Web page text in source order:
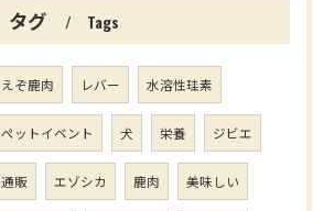
タグ Tags
えぞ鹿肉 レバー 水溶性珪素
ペットイベント 犬 栄養 ジビエ
通販 エゾシカ 鹿肉 美味しい